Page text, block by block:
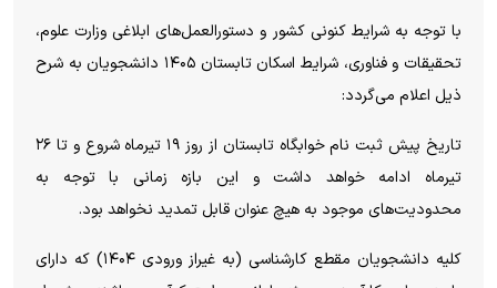
با توجه به شرایط کنونی کشور و دستورالعمل‌های ابلاغی وزارت علوم،
تحقیقات و فناوری، شرایط اسکان تابستان ۱۴۰۵ دانشجویان به شرح
ذیل اعلام می‌گردد:
تاریخ پیش ثبت نام خوابگاه تابستان از روز ۱۹ تیرماه شروع و تا ۲۶
تیرماه ادامه خواهد داشت و این بازه زمانی با توجه به
محدودیت‌های موجود به هیچ عنوان قابل تمدید نخواهد بود.
کلیه دانشجویان مقطع کارشناسی (به غیراز ورودی ۱۴۰۴) که دارای